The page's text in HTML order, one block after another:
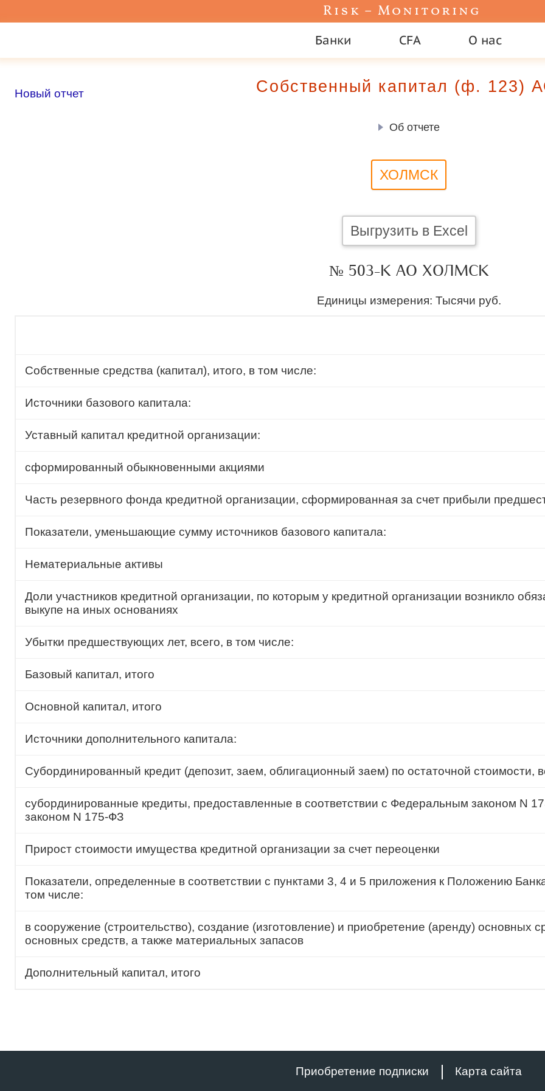
Risk – Monitoring
Банки CFA О нас
Новый отчет Собственный капитал (ф. 123)
Об отчете
ХОЛМСК
Выгрузить в Excel
№ 503-К АО ХОЛМСК
Единицы измерения: Тысячи руб.
Собственные средства (капитал), итого, в том числе:
Источники базового капитала:
Уставный капитал кредитной организации:
сформированный обыкновенными акциями
Часть резервного фонда кредитной организации, сформированная за счет прибыли
Показатели, уменьшающие сумму источников базового капитала:
Нематериальные активы
Доли участников кредитной организации, по которым у кредитной организации возникло
выкупе на иных основаниях
Убытки предшествующих лет, всего, в том числе:
Базовый капитал, итого
Основной капитал, итого
Источники дополнительного капитала:
Субординированный кредит (депозит, заем, облигационный заем) по остаточной стоимости,
субординированные кредиты, предоставленные в соответствии с Федеральным законом N
законом N 175-ФЗ
Прирост стоимости имущества кредитной организации за счет переоценки
Показатели, определенные в соответствии с пунктами 3, 4 и 5 приложения к Положению
том числе:
в сооружение (строительство), создание (изготовление) и приобретение (аренду) основных
основных средств, а также материальных запасов
Дополнительный капитал, итого
Приобретение подписки Карта сайта